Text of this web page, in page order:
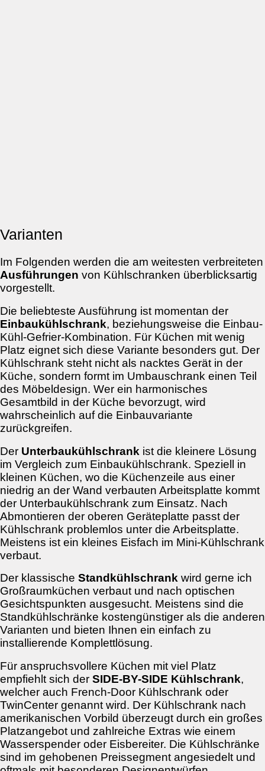
Varianten
Im Folgenden werden die am weitesten verbreiteten
Ausführungen von Kühlschranken überblicksartig
vorgestellt.
Die beliebteste Ausführung ist momentan der
Einbaukühlschrank, beziehungsweise die Einbau-
Kühl-Gefrier-Kombination. Für Küchen mit wenig
Platz eignet sich diese Variante besonders gut. Der
Kühlschrank steht nicht als nacktes Gerät in der
Küche, sondern formt im Umbauschrank einen Teil
des Möbeldesign. Wer ein harmonisches
Gesamtbild in der Küche bevorzugt, wird
wahrscheinlich auf die Einbauvariante
zurückgreifen.
Der Unterbaukühlschrank ist die kleinere Lösung
im Vergleich zum Einbaukühlschrank. Speziell in
kleinen Küchen, wo die Küchenzeile aus einer
niedrig an der Wand verbauten Arbeitsplatte kommt
der Unterbaukühlschrank zum Einsatz. Nach
Abmontieren der oberen Geräteplatte passt der
Kühlschrank problemlos unter die Arbeitsplatte.
Meistens ist ein kleines Eisfach im Mini-Kühlschrank
verbaut.
Der klassische Standkühlschrank wird gerne ich
Großraumküchen verbaut und nach optischen
Gesichtspunkten ausgesucht. Meistens sind die
Standkühlschränke kostengünstiger als die anderen
Varianten und bieten Ihnen ein einfach zu
installierende Komplettlösung.
Für anspruchsvollere Küchen mit viel Platz
empfiehlt sich der SIDE-BY-SIDE Kühlschrank,
welcher auch French-Door Kühlschrank oder
TwinCenter genannt wird. Der Kühlschrank nach
amerikanischen Vorbild überzeugt durch ein großes
Platzangebot und zahlreiche Extras wie einem
Wasserspender oder Eisbereiter. Die Kühlschränke
sind im gehobenen Preissegment angesiedelt und